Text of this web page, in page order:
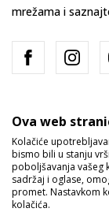
mrežama i
Bosna i
Ova web
Kolačiće
bismo bili u stanju
poboljšavanja vašeg
sadržaj i oglase,
promet. Nastavkom
kolačića.